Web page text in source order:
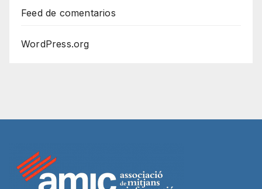
Feed de comentarios
WordPress.org